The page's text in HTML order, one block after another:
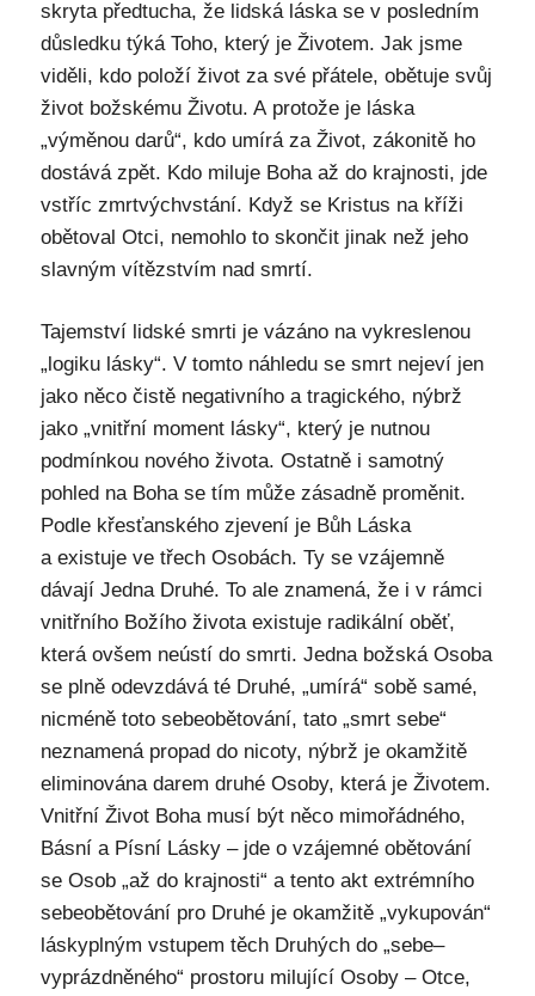
skryta předtucha, že lidská láska se v posledním
důsledku týká Toho, který je Životem. Jak jsme
viděli, kdo položí život za své přátele, obětuje svůj
život božskému Životu. A protože je láska
„výměnou darů“, kdo umírá za Život, zákonitě ho
dostává zpět. Kdo miluje Boha až do krajnosti, jde
vstříc zmrtvýchvstání. Když se Kristus na kříži
obětoval Otci, nemohlo to skončit jinak než jeho
slavným vítězstvím nad smrtí.
Tajemství lidské smrti je vázáno na vykreslenou
„logiku lásky“. V tomto náhledu se smrt nejeví jen
jako něco čistě negativního a tragického, nýbrž
jako „vnitřní moment lásky“, který je nutnou
podmínkou nového života. Ostatně i samotný
pohled na Boha se tím může zásadně proměnit.
Podle křesťanského zjevení je Bůh Láska
a existuje ve třech Osobách. Ty se vzájemně
dávají Jedna Druhé. To ale znamená, že i v rámci
vnitřního Božího života existuje radikální oběť,
která ovšem neústí do smrti. Jedna božská Osoba
se plně odevzdává té Druhé, „umírá“ sobě samé,
nicméně toto sebeobětování, tato „smrt sebe“
neznamená propad do nicoty, nýbrž je okamžitě
eliminována darem druhé Osoby, která je Životem.
Vnitřní Život Boha musí být něco mimořádného,
Básní a Písní Lásky – jde o vzájemné obětování
se Osob „až do krajnosti“ a tento akt extrémního
sebeobětování pro Druhé je okamžitě „vykupován“
láskyplným vstupem těch Druhých do „sebe–
vyprázdněného“ prostoru milující Osoby – Otce,